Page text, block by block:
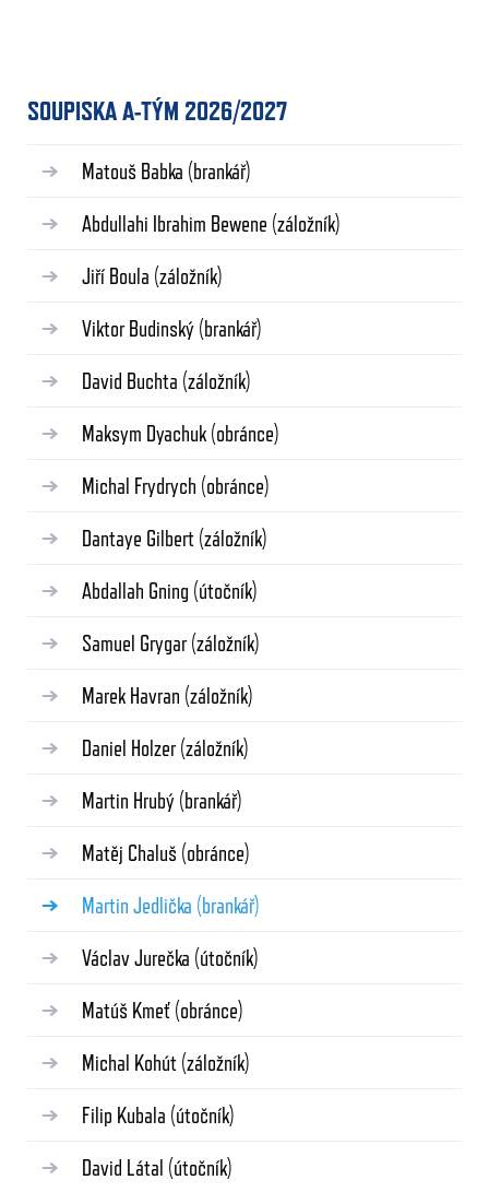
SOUPISKA A-TÝM 2026/2027
Matouš Babka (brankář)
Abdullahi Ibrahim Bewene (záložník)
Jiří Boula (záložník)
Viktor Budinský (brankář)
David Buchta (záložník)
Maksym Dyachuk (obránce)
Michal Frydrych (obránce)
Dantaye Gilbert (záložník)
Abdallah Gning (útočník)
Samuel Grygar (záložník)
Marek Havran (záložník)
Daniel Holzer (záložník)
Martin Hrubý (brankář)
Matěj Chaluš (obránce)
Martin Jedlička (brankář)
Václav Jurečka (útočník)
Matúš Kmeť (obránce)
Michal Kohút (záložník)
Filip Kubala (útočník)
David Látal (útočník)